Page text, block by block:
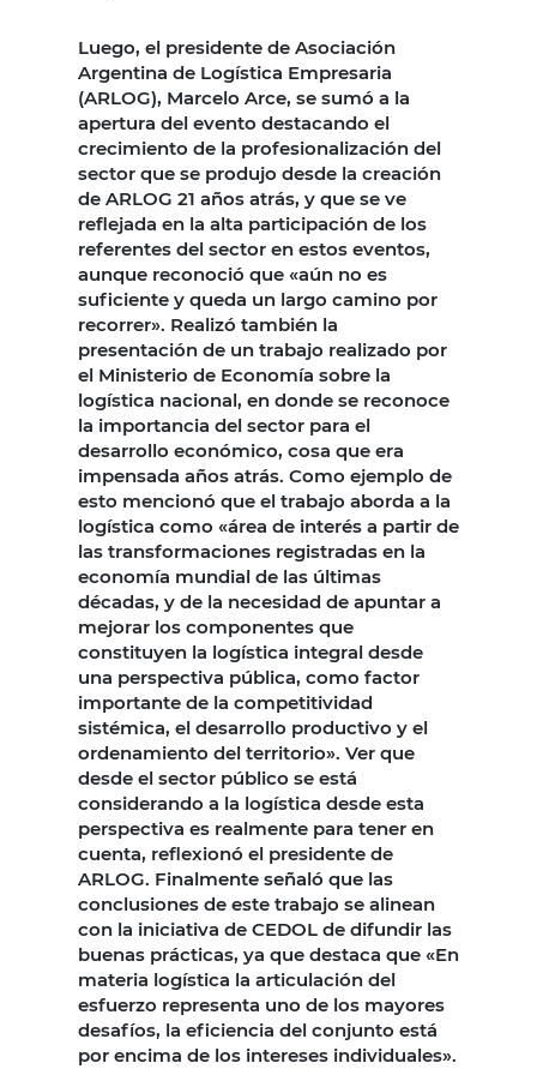
Luego, el presidente de Asociación
Argentina de Logística Empresaria
(ARLOG), Marcelo Arce, se sumó a la
apertura del evento destacando el
crecimiento de la profesionalización del
sector que se produjo desde la creación
de ARLOG 21 años atrás, y que se ve
reflejada en la alta participación de los
referentes del sector en estos eventos,
aunque reconoció que «aún no es
suficiente y queda un largo camino por
recorrer». Realizó también la
presentación de un trabajo realizado por
el Ministerio de Economía sobre la
logística nacional, en donde se reconoce
la importancia del sector para el
desarrollo económico, cosa que era
impensada años atrás. Como ejemplo de
esto mencionó que el trabajo aborda a la
logística como «área de interés a partir de
las transformaciones registradas en la
economía mundial de las últimas
décadas, y de la necesidad de apuntar a
mejorar los componentes que
constituyen la logística integral desde
una perspectiva pública, como factor
importante de la competitividad
sistémica, el desarrollo productivo y el
ordenamiento del territorio». Ver que
desde el sector público se está
considerando a la logística desde esta
perspectiva es realmente para tener en
cuenta, reflexionó el presidente de
ARLOG. Finalmente señaló que las
conclusiones de este trabajo se alinean
con la iniciativa de CEDOL de difundir las
buenas prácticas, ya que destaca que «En
materia logística la articulación del
esfuerzo representa uno de los mayores
desafíos, la eficiencia del conjunto está
por encima de los intereses individuales».